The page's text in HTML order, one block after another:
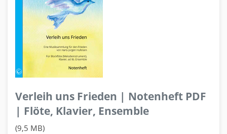
Verleih uns Frieden | Notenheft PDF
| Flöte, Klavier, Ensemble
(9,5 MB)